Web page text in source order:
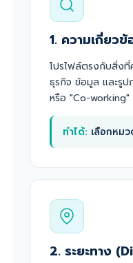
1. ความเกี่ยว
โปรไฟล์ตรงกับสิ่ง
ธุรกิจ ข้อมูล และรู
หรือ "Co-working"
ทำได้: เลือกหม
2. ระยะทาง